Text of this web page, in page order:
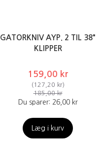
GATORKNIV AYP. 2 TIL 38"
KLIPPER
159,00 kr
(127,20 kr)
185,00 kr
Du sparer: 26,00 kr
Læg i kurv